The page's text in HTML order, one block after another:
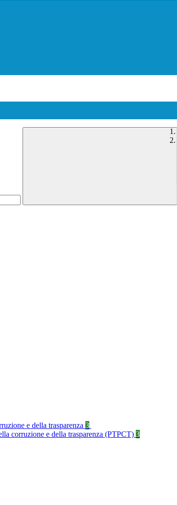
e della trasparenza 3
corruzione e della trasparenza (PTPCT) 3